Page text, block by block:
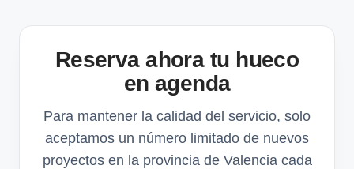
Reserva ahora tu hueco
en agenda
Para mantener la calidad del servicio, solo
aceptamos un número limitado de nuevos
proyectos en la provincia de Valencia cada